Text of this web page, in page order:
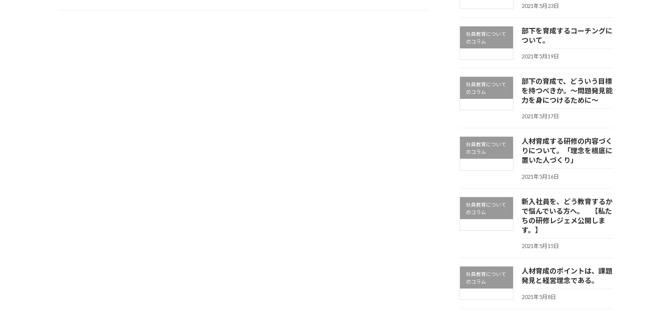
2021年5月23日
社員教育について
のコラム
部下を育成するコーチングに
ついて。
2021年5月19日
社員教育について
のコラム
部下の育成で、どういう目標
を持つべきか。～問題発見能
力を身につけるために～
2021年5月17日
社員教育について
のコラム
人材育成する研修の内容づく
りについて。「理念を根底に
置いた人づくり」
2021年5月16日
社員教育について
のコラム
新入社員を、どう教育するか
で悩んでいる方へ。 【私た
ちの研修レジェメ公開しま
す。】
2021年5月15日
社員教育について
のコラム
人材育成のポイントは、課題
発見と経営理念である。
2021年5月8日